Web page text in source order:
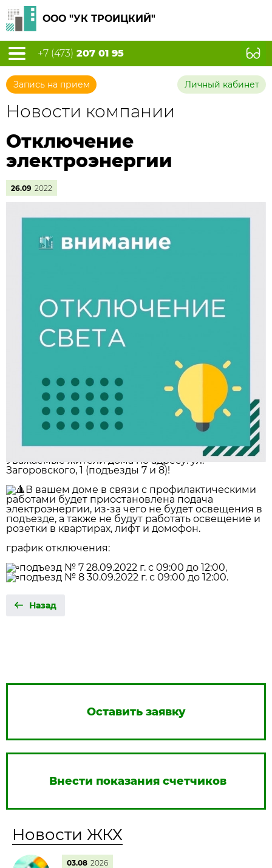
ООО "УК ТРОИЦКИЙ"
+7 (473) 207 01 95
Запись на прием Личный кабинет
Новости компании
Отключение
электроэнергии
26.09 2022
Уважаемые жители дома по адресу: ул.
Загоровского, 1 (подъезды 7 и 8)!
В вашем доме в связи с профилактическими
работами будет приостановлена подача
электроэнергии, из-за чего не будет освещения в
подъезде, а также не будут работать освещение и
розетки в квартирах, лифт и домофон.
график отключения:
подъезд № 7 28.09.2022 г. с 09:00 до 12:00,
подъезд № 8 30.09.2022 г. с 09:00 до 12:00.
Назад
Оставить заявку
Внести показания счетчиков
Новости ЖКХ
03.08 2026